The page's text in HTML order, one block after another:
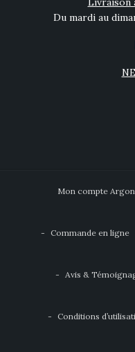
Du mardi au
Mon compte
Commande en ligne
Avis &
Conditions